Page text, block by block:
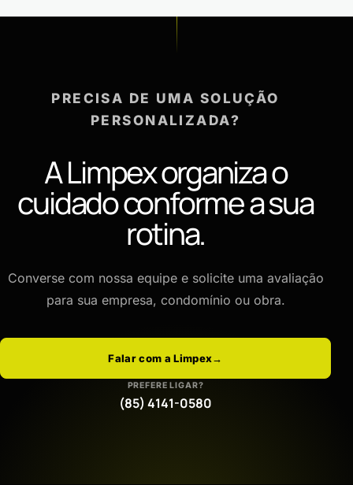
PRECISA DE UMA SOLUÇÃO
PERSONALIZADA?
A Limpex organiza o
cuidado conforme a sua
rotina.
Converse com nossa equipe e solicite uma avaliação
para sua empresa, condomínio ou obra.
Falar com a Limpex→
PREFERE LIGAR?
(85) 4141-0580